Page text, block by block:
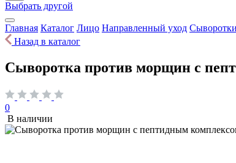
Выбрать другой
Главная Каталог Лицо Направленный уход Сыворотки
Назад в каталог
Сыворотка против морщин с
0
В наличии